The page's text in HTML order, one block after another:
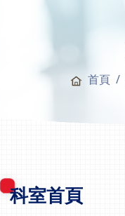
首頁
科室首頁